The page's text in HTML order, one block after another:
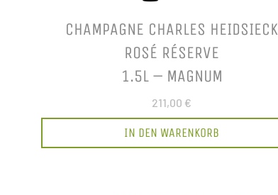
CHAMPAGNE CHARLES HEIDSIECK
ROSÉ RÉSERVE
1.5L – MAGNUM
211,00 €
IN DEN WARENKORB